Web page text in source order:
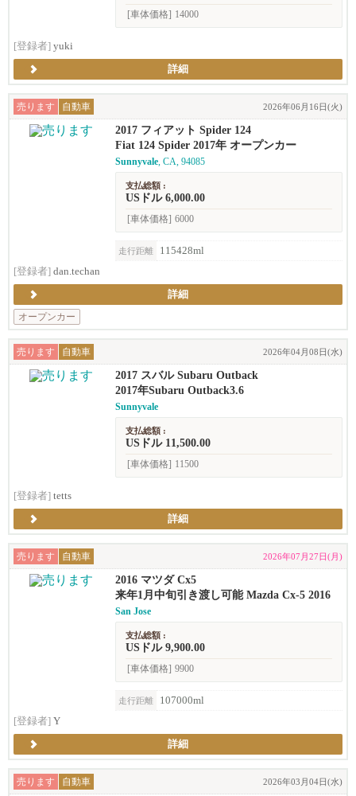
[車体価格] 14000
[登録者] yuki
詳細
売ります 自動車 2026年06月16日(火)
2017 フィアット Spider 124
Fiat 124 Spider 2017年 オープンカー
Sunnyvale, CA, 94085
支払総額 :
USドル 6,000.00
[車体価格] 6000
走行距離
115428ml
[登録者] dan.techan
詳細
オープンカー
売ります 自動車 2026年04月08日(水)
2017 スバル Subaru Outback
2017年Subaru Outback3.6
Sunnyvale
支払総額 :
USドル 11,500.00
[車体価格] 11500
[登録者] tetts
詳細
売ります 自動車 2026年07月27日(月)
2016 マツダ Cx5
来年1月中旬引き渡し可能 Mazda Cx-5 2016
San Jose
支払総額 :
USドル 9,900.00
[車体価格] 9900
走行距離
107000ml
[登録者] Y
詳細
売ります 自動車 2026年03月04日(水)